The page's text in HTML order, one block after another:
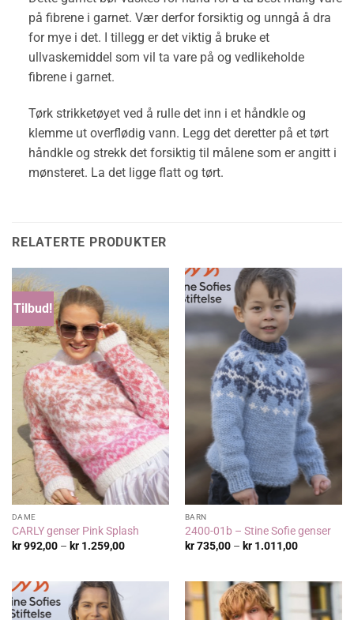
på fibrene i garnet. Vær derfor forsiktig og unngå å dra
for mye i det. I tillegg er det viktig å bruke et
ullvaskemiddel som vil ta vare på og vedlikeholde
fibrene i garnet.
Tørk strikketøyet ved å rulle det inn i et håndkle og
klemme ut overflødig vann. Legg det deretter på et tørt
håndkle og strekk det forsiktig til målene som er angitt i
mønsteret. La det ligge flatt og tørt.
RELATERTE PRODUKTER
Tilbud!
DAME
CARLY genser Pink Splash
kr992,00 – kr1.259,00Prisområde:
BARN
2400-01b – Stine Sofie genser
kr735,00 – kr1.011,00